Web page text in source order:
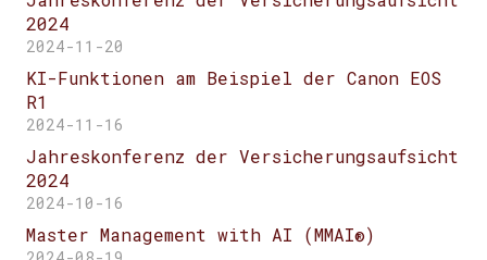
2024
2024-11-20
KI-Funktionen am Beispiel der Canon EOS
R1
2024-11-16
Jahreskonferenz der Versicherungsaufsicht
2024
2024-10-16
Master Management with AI (MMAI®)